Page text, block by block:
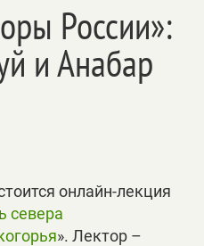
России»:
и Анабар
онлайн-лекция
севера
». Лектор –